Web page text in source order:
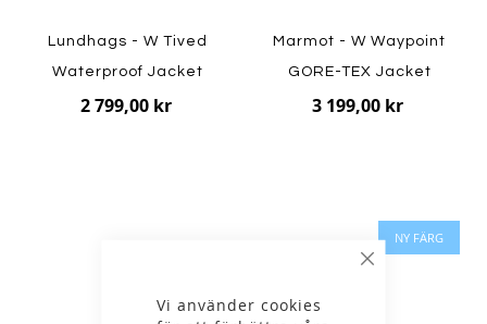
Stäng
Vi använder cookies
Lundhags - W Tived
Waterproof Jacket
2 799,00 kr
Marmot - W Waypoint
GORE-TEX Jacket
3 199,00 kr
NY FÄRG